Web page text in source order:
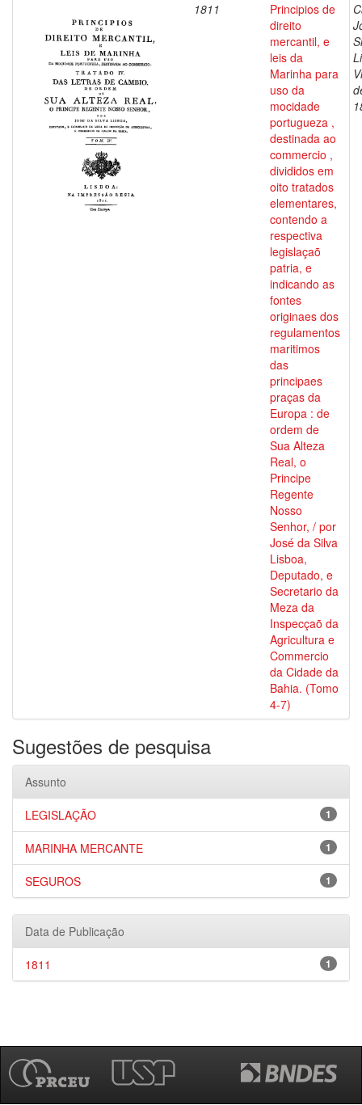
1811
Principios de
direito
mercantil, e
leis da
Marinha para
uso da
mocidade
portugueza ,
destinada ao
commercio ,
divididos em
oito tratados
elementares,
contendo a
respectiva
legislaçaõ
patria, e
indicando as
fontes
originaes dos
regulamentos
maritimos
das
principaes
praças da
Europa : de
ordem de
Sua Alteza
Real, o
Principe
Regente
Nosso
Senhor, / por
José da Silva
Lisboa,
Deputado, e
Secretario da
Meza da
Inspecçaõ da
Agricultura e
Commercio
da Cidade da
Bahia. (Tomo
4-7)
Sugestões de pesquisa
Assunto
1
LEGISLAÇÃO
1
MARINHA MERCANTE
1
SEGUROS
Data de Publicação
1
1811